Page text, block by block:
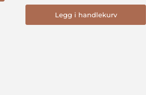
Legg i handlekurv